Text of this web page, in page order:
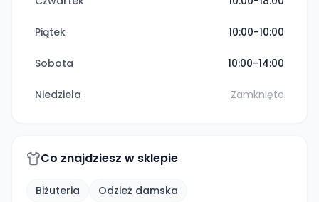
Piątek 10:00-10:00
Sobota 10:00-14:00
Niedziela Zamknięte
Co znajdziesz w sklepie
Biżuteria Odzież damska